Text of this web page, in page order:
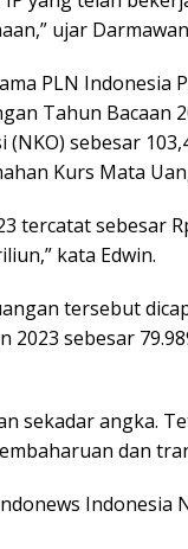
ujar
PLN Indonesia
Tahun Bacaan
sebesar
Kurs Mata
tercatat sebesar
kata Edwin.
tersebut
sebesar
sekadar angka.
dan
Indonesia